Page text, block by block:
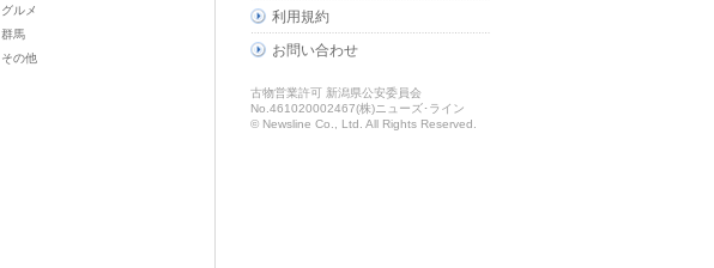
グルメ
群馬
その他
利用規約
お問い合わせ
古物営業許可 新潟県公安委員会
No.461020002467(株)ニューズ･ライン
© Newsline Co., Ltd. All Rights Reserved.